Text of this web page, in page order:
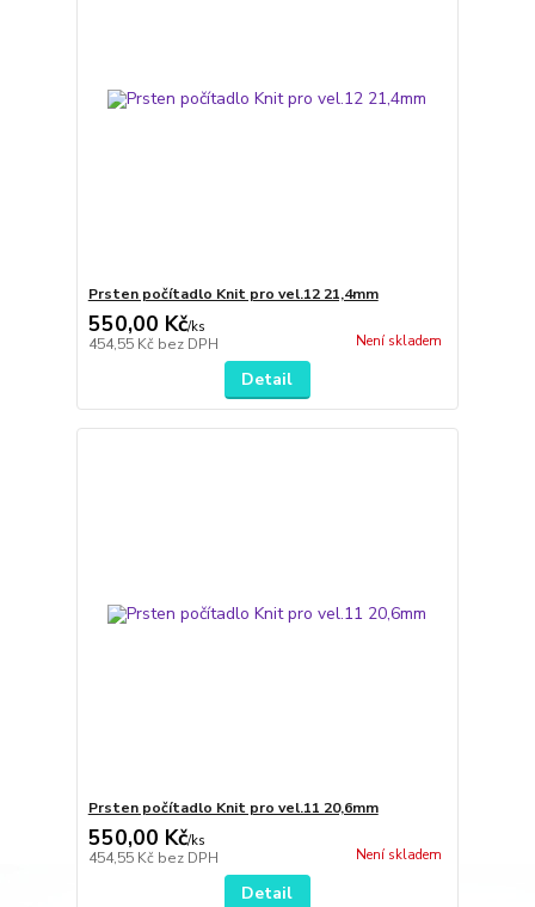
Prsten počítadlo Knit pro vel.12 21,4mm
550,00 Kč/ks
454,55 Kč bez DPH Není skladem
Detail
Prsten počítadlo Knit pro vel.11 20,6mm
550,00 Kč/ks
454,55 Kč bez DPH Není skladem
Detail